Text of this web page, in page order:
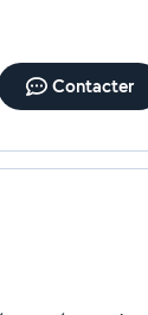
Contacter